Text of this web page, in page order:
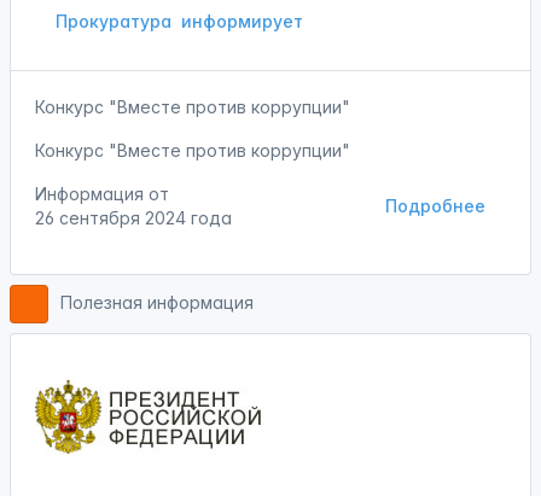
Прокуратура информирует
Конкурс "Вместе против коррупции"
Конкурс "Вместе против коррупции"
Подробнее
Информация от
26 сентября 2024 года
Полезная информация